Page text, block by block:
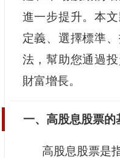
進一步提升。本
定義、選擇標準
法，幫助您通過
財富增長。
一、高股息股票的
高股息股票是